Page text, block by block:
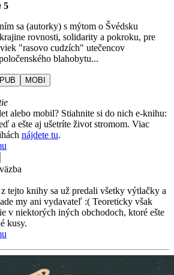
5
sa (autorky) s mýtom o Švédsku
rovnosti, solidarity a pokroku, pre
"rasovo cudzích" utečencov
blahobytu...
MOBI
alebo mobil? Stiahnite si do nich e-knihu:
a ešte aj ušetríte život stromom. Viac
nájdete tu.
tejto knihy sa už predali všetky výtlačky a
my ani vydavateľ :( Teoreticky však
v niektorých iných obchodoch, ktoré ešte
kusy.